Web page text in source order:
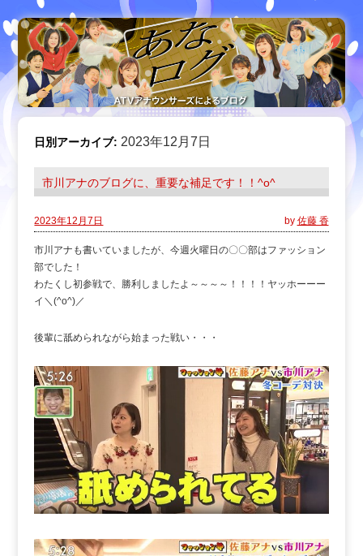
日別アーカイブ:2023年12月7日
市川アナのブログに、重要な補足です！！^o^
2023年12月7日 by 佐藤 香
市川アナも書いていましたが、今週火曜日の〇〇部はファッション
部でした！
わたくし初参戦で、勝利しましたよ～～～～！！！！ヤッホーーー
イ＼(^o^)／
後輩に舐められながら始まった戦い・・・